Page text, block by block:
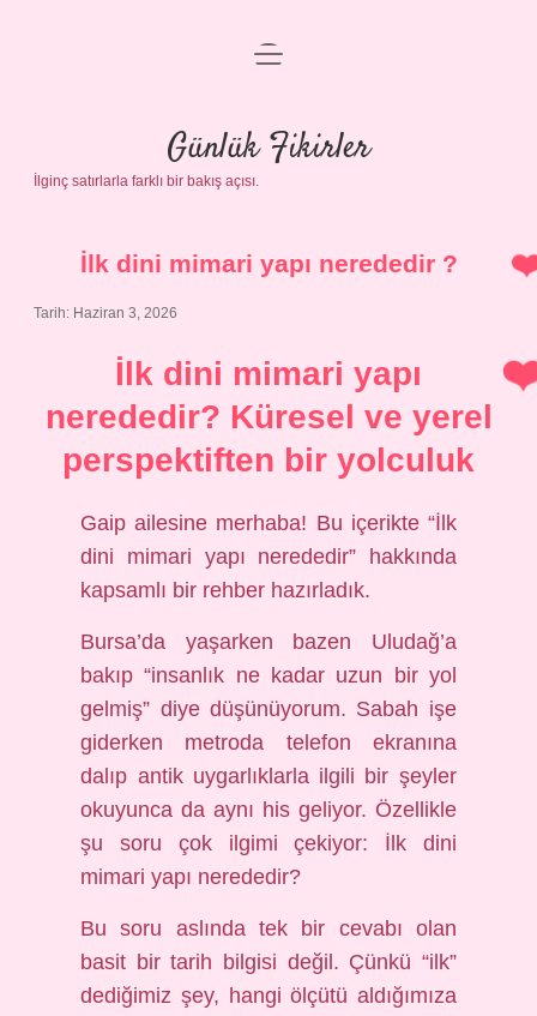
Anasayfa
Gizlilik Politikası
Yasal Uyarı
menüyü
Günlük Fikirler
İlginç satırlarla farklı bir bakış açısı.
İlk dini mimari yapı nerededir ?
Tarih: Haziran 3, 2026
İlk dini mimari yapı
nerededir? Küresel ve yerel
perspektiften bir yolculuk
Gaip ailesine merhaba! Bu içerikte “İlk
dini mimari yapı nerededir” hakkında
kapsamlı bir rehber hazırladık.
Bursa’da yaşarken bazen Uludağ’a
bakıp “insanlık ne kadar uzun bir yol
gelmiş” diye düşünüyorum. Sabah işe
giderken metroda telefon ekranına
dalıp antik uygarlıklarla ilgili bir şeyler
okuyunca da aynı his geliyor. Özellikle
şu soru çok ilgimi çekiyor: İlk dini
mimari yapı nerededir?
Bu soru aslında tek bir cevabı olan
basit bir tarih bilgisi değil. Çünkü “ilk”
dediğimiz şey, hangi ölçütü aldığımıza